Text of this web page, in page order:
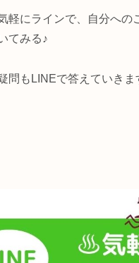
軽にラインで、自分への
てみる♪
問もLINEで答えていきま